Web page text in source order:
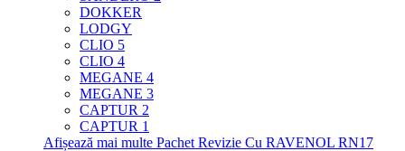
DOKKER
LODGY
CLIO 5
CLIO 4
MEGANE 4
MEGANE 3
CAPTUR 2
CAPTUR 1
Afișează mai multe Pachet Revizie Cu RAVENOL RN17